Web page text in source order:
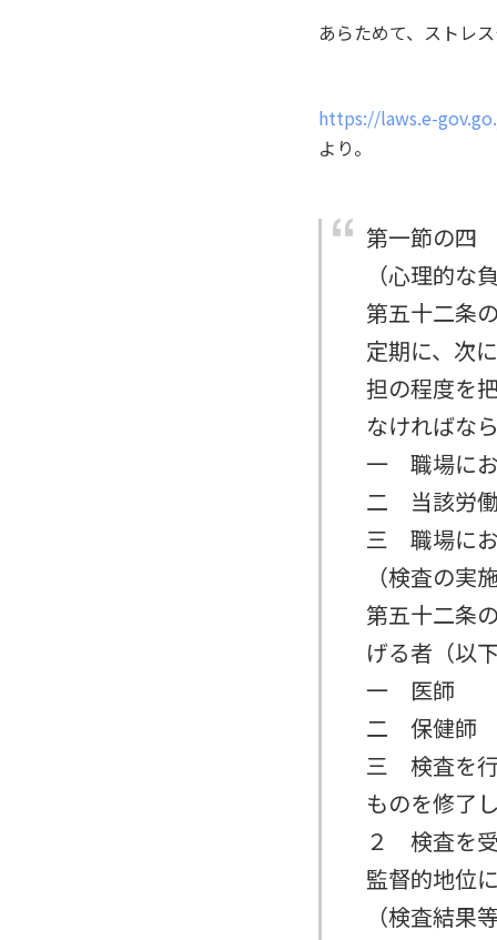
あらためて、ストレ
https://laws.e-
より。
第一節の四
（心理的
第五十二条
定期に、次
担の程度を
なければな
一 職場にお
二 当該労働
三 職場にお
（検査の実
第五十二条
げる者（以
一 医師
二 保健師
三 検査を行
ものを修了
２ 検査を
監督的地位
（検査結果